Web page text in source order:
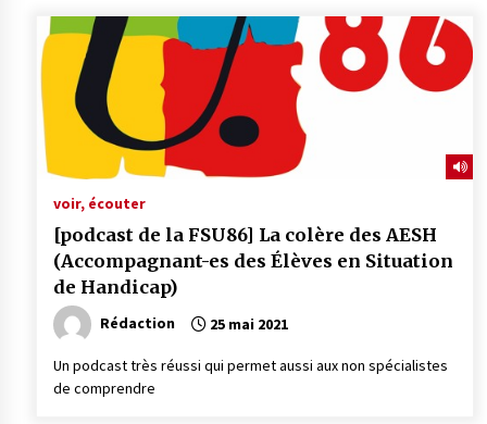
voir, écouter
[podcast de la FSU86] La colère des AESH
(Accompagnant-es des Élèves en Situation
de Handicap)
Rédaction 25 mai 2021
Un podcast très réussi qui permet aussi aux non spécialistes
de comprendre